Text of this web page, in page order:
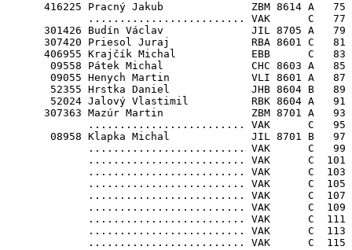
416225 Pracný Jakub              ZBM 8614 A   75
             ......................... VAK      C   77
      301426 Budín Václav              JIL 8705 A   79
307420 Priesol Juraj             RBA 8601 C   81
406955 Krajčík Michal            EBB      C   83
09558 Pátek Michal              CHC 8603 A   85
09055 Henych Martin             VLI 8601 A   87
52355 Hrstka Daniel             JHB 8604 B   89
52024 Jalový Vlastimil          RBK 8604 A   91
307363 Mazúr Martin              ZBM 8701 A   93
             ......................... VAK      C   95
       08958 Klapka Michal             JIL 8701 B   97
             ......................... VAK      C   99
             ......................... VAK      C  101
             ......................... VAK      C  103
             ......................... VAK      C  105
             ......................... VAK      C  107
             ......................... VAK      C  109
             ......................... VAK      C  111
             ......................... VAK      C  113
             ......................... VAK      C  115